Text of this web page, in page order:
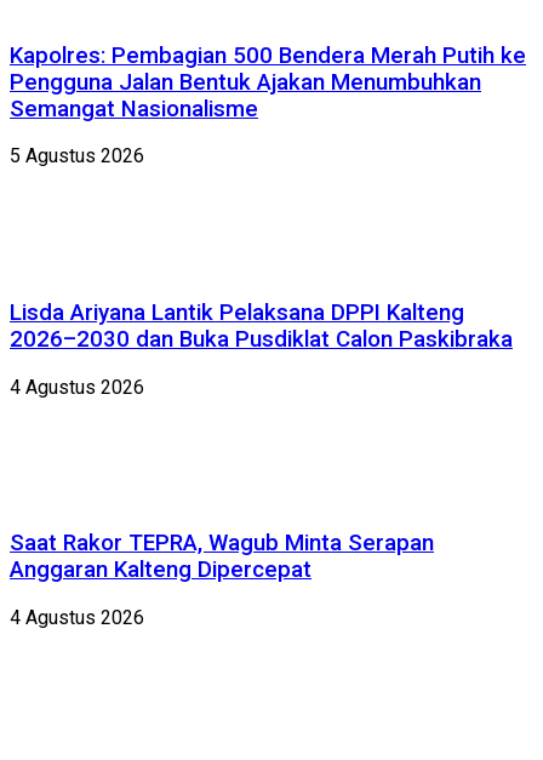
Kapolres: Pembagian 500 Bendera Merah Putih ke
Pengguna Jalan Bentuk Ajakan Menumbuhkan
Semangat Nasionalisme
5 Agustus 2026
Lisda Ariyana Lantik Pelaksana DPPI Kalteng
2026–2030 dan Buka Pusdiklat Calon Paskibraka
4 Agustus 2026
Saat Rakor TEPRA, Wagub Minta Serapan
Anggaran Kalteng Dipercepat
4 Agustus 2026